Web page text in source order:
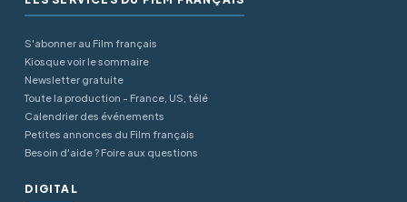
S'abonner au Film français
Kiosque voir le sommaire
Newsletter gratuite
Toute la production - France, US, télé
Calendrier des événements
Petites annonces du Film français
Besoin d'aide ? Foire aux questions
DIGITAL